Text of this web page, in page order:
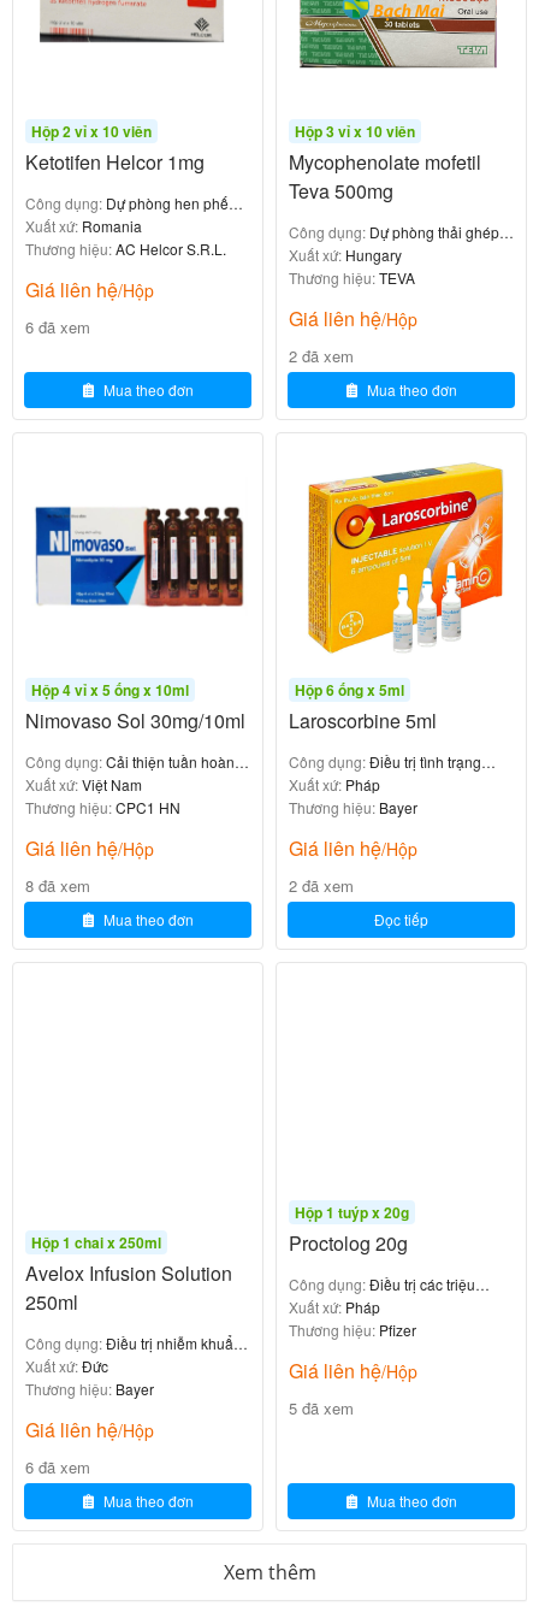
các tế bào thần kinh ngoại biên, giúp giảm đau, tê
bì và cải thiện dẫn truyền thần kinh ở bệnh nhân
Policosanol
Điều hòa lipid máu:Policosanol ức chế tổng hợp
cholesterol nội sinh tại gan thông qua việc điều
chỉnh hoạt động của HMG-CoA reductase (một
enzym then chốt trong quá trình sản xuất
cholesterol), từ đó làm giảm LDL-Cholesterol và
tăng HDL-Cholesterol (cholesterol tốt).
Giảm kết tập tiểu cầu:
Policosanol có tác dụng
chống kết tập tiểu cầu, giúp cải thiện vi tuần hoàn
Chiết xuất Mướp đắng (Bitter Melon / Khổ
Qua)
Các hoạt chất charantin,
polypeptide-P và alkaloid trong mướp đắng có cấu
trúc tương tự insulin, giúp tăng cường hấp thu
glucose vào tế bào và hỗ trợ giảm đường huyết.
Ức chế hấp thu glucose:Mướp đắng ức chế
enzym alpha-glucosidase tại ruột non, làm chậm
quá trình hấp thu glucose, giúp ổn định đường
huyết sau ăn.
Coenzym Q10
Chrome picolinat
Tăng cường hoạt động của insulin:Chrome là
một vi khoáng thiết yếu giúp tăng cường gắn kết
insulin vào các thụ thể trên màng tế bào, cải thiện
độ nhạy insulin và hỗ trợ kiểm soát đường huyết.
Vitamin nhóm B (B1, B6, B12)
ứng chuyển hóa carbohydrate, giúp chuyển hóa
Hộp 2 vỉ x 10 viên
Ketotifen Helcor 1mg
Công dụng: Dự phòng hen phế
quản
Xuất xứ: Romania
Thương hiệu:AC Helcor S.R.L.
Giá liên hệ/Hộp
6 đã xem
Mua theo đơn
Hộp 3 vỉ x 10 viên
Mycophenolate mofetil
Teva 500mg
Công dụng: Dự phòng thải ghép
cấp tính
Xuất xứ: Hungary
Thương hiệu:TEVA
Giá liên hệ/Hộp
2 đã xem
Mua theo đơn
Hộp 4 vỉ x 5 ống x 10ml
Nimovaso Sol 30mg/10ml
Công dụng:Cải thiện tuần hoàn
não
Xuất xứ:Việt Nam
Thương hiệu:CPC1 HN
Giá liên hệ/Hộp
8 đã xem
Mua theo đơn
Hộp 6 ống x 5ml
Laroscorbine 5ml
Công dụng:Điều trị tình trạng
thiếu hụt vitamin C
Xuất xứ: Pháp
Thương hiệu: Bayer
Giá liên hệ/Hộp
2 đã xem
Đọc tiếp
Hộp 1 chai x 250ml
Avelox Infusion Solution
250ml
Công dụng:Điều trị nhiễm khuẩn
nặng
Xuất xứ:Đức
Thương hiệu: Bayer
Giá liên hệ/Hộp
6 đã xem
Mua theo đơn
Hộp 1 tuýp x 20g
Proctolog 20g
Công dụng:Điều trị các triệu
chứng đau và ngứa hậu môn
Xuất xứ: Pháp
Thương hiệu: Pfizer
Giá liên hệ/Hộp
5 đã xem
Mua theo đơn
Xem thêm